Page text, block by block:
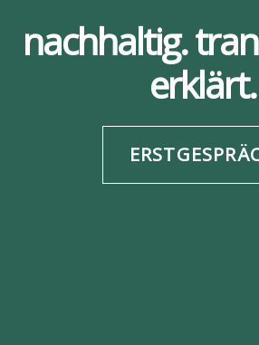
nachhaltig.
erklärt.